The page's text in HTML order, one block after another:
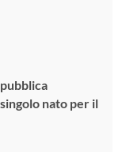
nato per il